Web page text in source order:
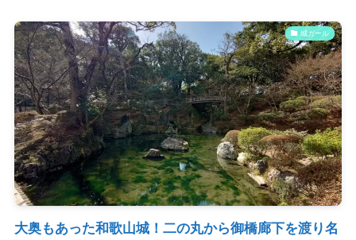
城ガール
大奥もあった和歌山城！二の丸から御橋廊下を渡り名